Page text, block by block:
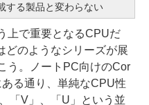
する製品と変わらない
上で重要となるCPUだ
どのようなシリーズが展
う。ノートPC向けのCor
る通り、単純なCPU性
「V」、「U」という並